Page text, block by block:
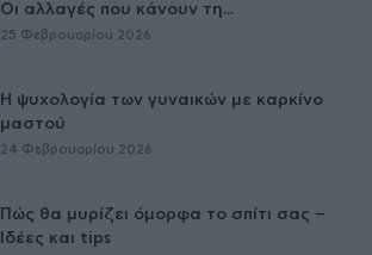
Οι αλλαγές που κάνουν τη...
25 Φεβρουαρίου 2026
Η ψυχολογία των γυναικών με καρκίνο
μαστού
24 Φεβρουαρίου 2026
Πώς θα μυρίζει όμορφα το σπίτι σας –
Ιδέες και tips